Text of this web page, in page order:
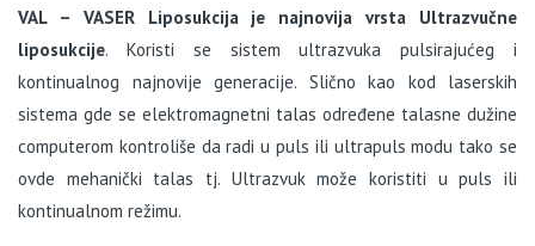
VAL – VASER Liposukcija je najnovija vrsta Ultrazvučne
liposukcije. Koristi se sistem ultrazvuka pulsirajućeg i
kontinualnog najnovije generacije. Slično kao kod laserskih
sistema gde se elektromagnetni talas određene talasne dužine
computerom kontroliše da radi u puls ili ultrapuls modu tako se
ovde mehanički talas tj. Ultrazvuk može koristiti u puls ili
kontinualnom režimu.